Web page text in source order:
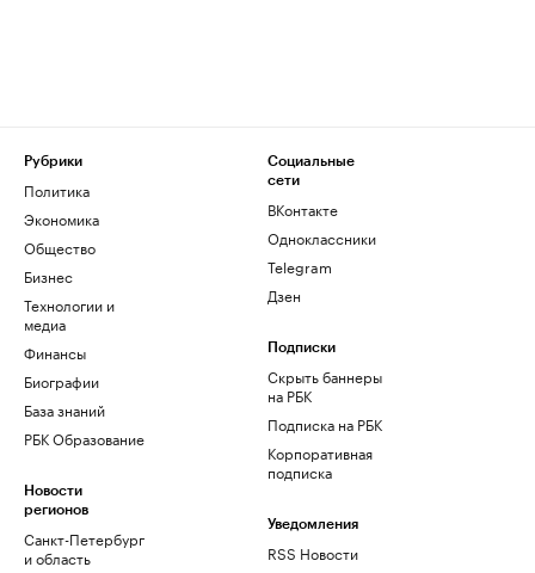
Рубрики
Политика
Экономика
Общество
Бизнес
Технологии и
медиа
Финансы
Биографии
База знаний
РБК Образование
Новости
регионов
Санкт-Петербург
и область
Социальные
сети
ВКонтакте
Одноклассники
Telegram
Дзен
Подписки
Скрыть баннеры
на РБК
Подписка на РБК
Корпоративная
подписка
Уведомления
RSS Новости